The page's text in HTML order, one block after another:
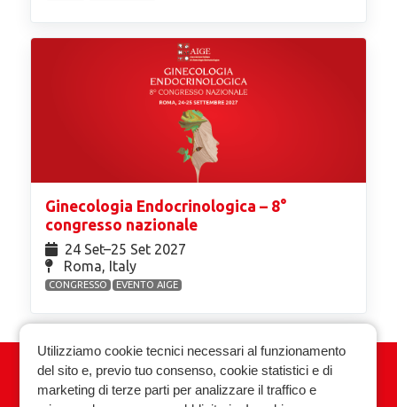
Ginecologia Endocrinologica – 8°
congresso nazionale
24 Set⁠–25 Set 2027
Roma, Italy
CONGRESSO EVENTO AIGE
Associazione Italiana Ginecologia
Endocrinologica
Utilizziamo cookie tecnici necessari al funzionamento
del sito e, previo tuo consenso, cookie statistici e di
marketing di terze parti per analizzare il traffico e